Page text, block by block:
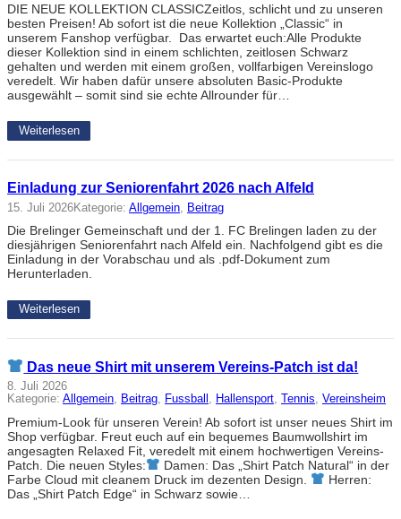
DIE NEUE KOLLEKTION CLASSICZeitlos, schlicht und zu unseren
besten Preisen! Ab sofort ist die neue Kollektion „Classic“ in
unserem Fanshop verfügbar. Das erwartet euch:Alle Produkte
dieser Kollektion sind in einem schlichten, zeitlosen Schwarz
gehalten und werden mit einem großen, vollfarbigen Vereinslogo
veredelt. Wir haben dafür unsere absoluten Basic-Produkte
ausgewählt – somit sind sie echte Allrounder für…
Weiterlesen
Einladung zur Seniorenfahrt 2026 nach Alfeld
15. Juli 2026Kategorie: Allgemein Beitrag
Die Brelinger Gemeinschaft und der 1. FC Brelingen laden zu der
diesjährigen Seniorenfahrt nach Alfeld ein. Nachfolgend gibt es die
Einladung in der Vorabschau und als .pdf-Dokument zum
Herunterladen.
Weiterlesen
Das neue Shirt mit unserem Vereins-Patch ist da!
8. Juli 2026
Kategorie: Allgemein, Beitrag, Fussball , Hallensport, Tennis, Vereinsheim
Premium-Look für unseren Verein! Ab sofort ist unser neues Shirt im
Shop verfügbar. Freut euch auf ein bequemes Baumwollshirt im
angesagten Relaxed Fit, veredelt mit einem hochwertigen Vereins-
Patch. Die neuen Styles:
Damen: Das „Shirt Patch Natural“ in der
Farbe Cloud mit cleanem Druck im dezenten Design.
Herren:
Das „Shirt Patch Edge“ in Schwarz sowie…